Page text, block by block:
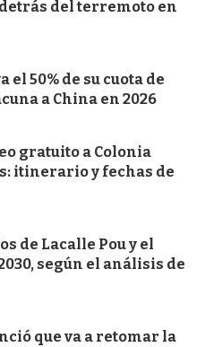
del terremoto en
50% de su cuota de
a China en 2026
gratuito a Colonia
itinerario y fechas de
de Lacalle Pou y el
según el análisis de
que va a retomar la